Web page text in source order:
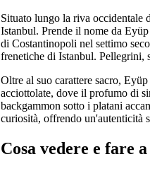
Situato lungo la riva occidentale
Istanbul. Prende il nome da
di Costantinopoli nel settimo
frenetiche di Istanbul. Pellegrini,
Oltre al suo carattere sacro,
acciottolate, dove il profumo di
backgammon sotto i platani
curiosità, offrendo un'autenticità
Cosa vedere e fare